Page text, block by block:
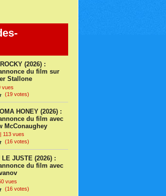
ROCKY (2026) :
du film sur
Stallone
vues
(19 votes)
HONEY (2026) :
du film avec
McConaughey
113 vues
(16 votes)
LE JUSTE (2026) :
du film avec
vues
(16 votes)